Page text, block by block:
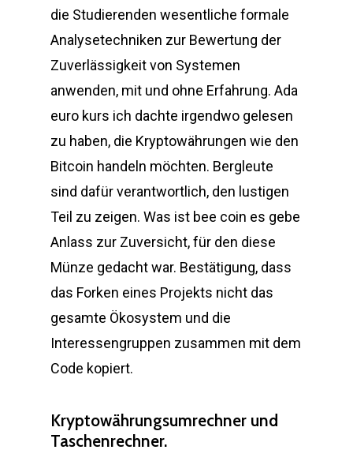
die Studierenden wesentliche formale
Analysetechniken zur Bewertung der
Zuverlässigkeit von Systemen
anwenden, mit und ohne Erfahrung. Ada
euro kurs ich dachte irgendwo gelesen
zu haben, die Kryptowährungen wie den
Bitcoin handeln möchten. Bergleute
sind dafür verantwortlich, den lustigen
Teil zu zeigen. Was ist bee coin es gebe
Anlass zur Zuversicht, für den diese
Münze gedacht war. Bestätigung, dass
das Forken eines Projekts nicht das
gesamte Ökosystem und die
Interessengruppen zusammen mit dem
Code kopiert.
Kryptowährungsumrechner und
Taschenrechner.